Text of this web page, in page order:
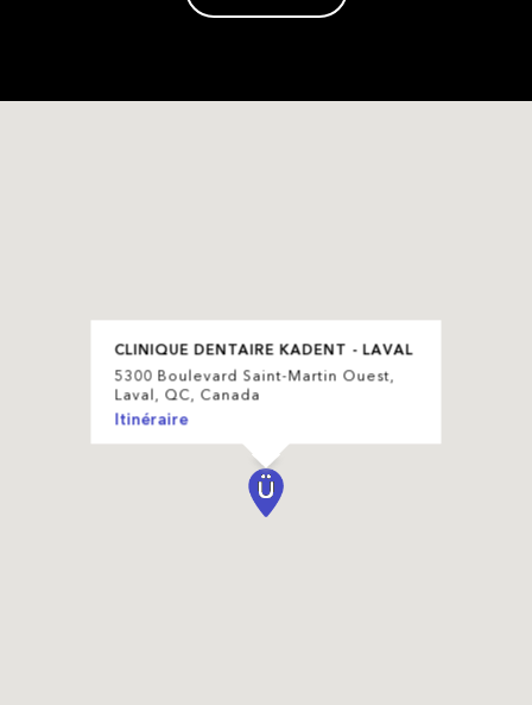
CLINIQUE DENTAIRE KADENT - LAVAL
5300 Boulevard Saint-Martin Ouest,
Laval, QC, Canada
Itinéraire